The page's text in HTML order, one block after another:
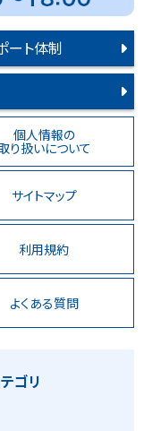
ート体制
個人情報の
り扱いについて
サイトマップ
利用規約
よくある質問
ゴリ